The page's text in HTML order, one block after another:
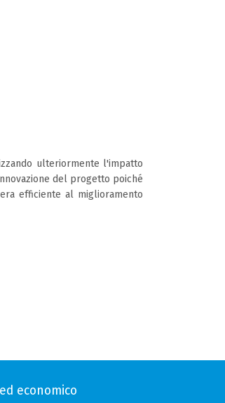
ulteriormente l'impatto
del progetto poiché
efficiente al miglioramento
economico